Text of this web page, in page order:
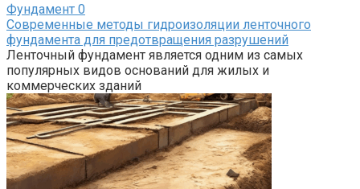
Фундамент 0
Современные методы гидроизоляции ленточного
фундамента для предотвращения разрушений
Ленточный фундамент является одним из самых
популярных видов оснований для жилых и
коммерческих зданий